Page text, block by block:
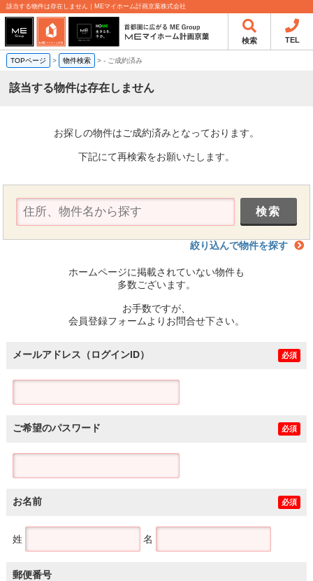
該当する物件は存在しません｜MEマイホーム計画京葉株式会社
検索 TEL
TOPページ > 物件検索 >- ご成約済み
該当する物件は存在しません
お探しの物件はご成約済みとなっております。
下記にて再検索をお願いたします。
絞り込んで物件を探す
ホームページに掲載されていない物件も
多数ございます。
お手数ですが、
会員登録フォームよりお問合せ下さい。
メールアドレス（ログインID） 必須
ご希望のパスワード 必須
お名前 必須
姓 名
郵便番号